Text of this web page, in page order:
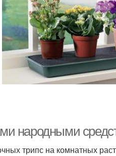
народными
трипс на комнатных